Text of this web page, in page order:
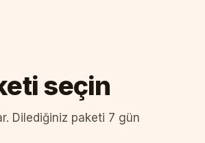
seçin
Dilediğiniz paketi 7 gün